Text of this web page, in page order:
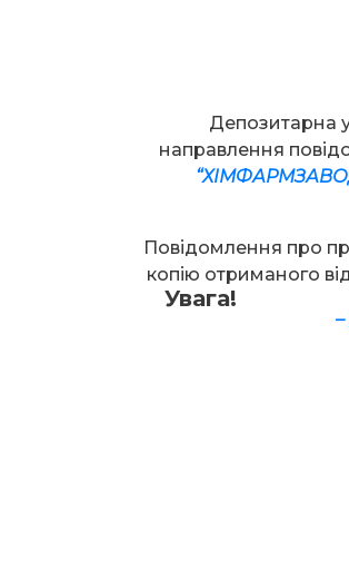
Увага!
Депозитарна
направлення
Повідомлення про
копію отриманого
–